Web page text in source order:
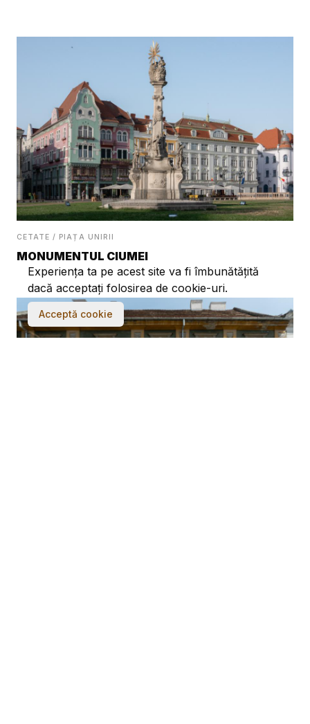
CETATE / PIAȚA UNIRII
MONUMENTUL CIUMEI
Experiența ta pe acest site va fi îmbunătățită
dacă acceptați folosirea de cookie-uri.
Acceptă cookie